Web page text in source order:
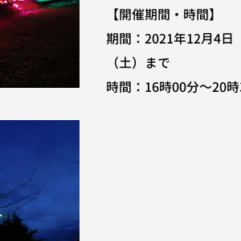
【開催期間・時間】
期間：2021年12月4日
（土）まで
時間：16時00分～20